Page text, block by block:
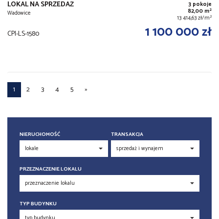
LOKAL NA SPRZEDAŻ
Wadowice
3 pokoje
82,00 m2
13 414,63 zł/m2
CPI-LS-1580 1 100 000 zł
1 2 3 4 5 »
NIERUCHOMOŚĆ TRANSAKCJA
PRZEZNACZENIE LOKALU
TYP BUDYNKU